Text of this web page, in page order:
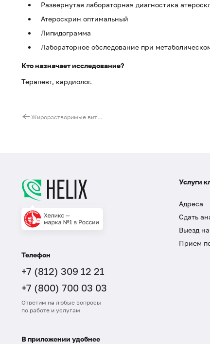
Развернутая лабораторная диагностика
Атероскрин оптимальный
Липидограмма
Лабораторное обследование при
Кто назначает исследование?
Терапевт, кардиолог.
Жирорастворимые витамины (A, D, E, K)
Телефон
+7 (812) 309 12 21
+7 (800) 700 03 03
Ответим на любые вопросы
по работе и услугам
Услуги
Адреса
Сдать
Выезд
Прием
В приложении удобнее